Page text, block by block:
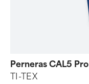
Perneras CAL5 Pro
TI-TEX